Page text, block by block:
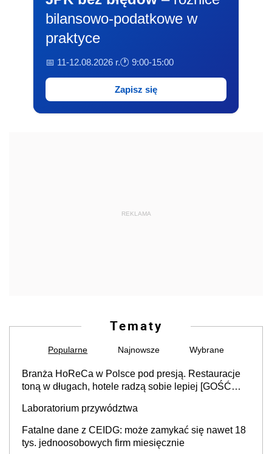
bilansowo-podatkowe w
praktyce
📅 11-12.08.2026 r.🕐 9:00-15:00
Zapisz się
REKLAMA
Tematy
Popularne Najnowsze Wybrane
Branża HoReCa w Polsce pod presją. Restauracje
toną w długach, hotele radzą sobie lepiej [GOŚĆ
Laboratorium przywództwa
Fatalne dane z CEIDG: może zamykać się nawet 18
tys. jednoosobowych firm miesięcznie